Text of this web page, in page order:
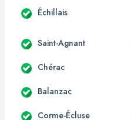
Échillais
Saint-Agnant
Chérac
Balanzac
Corme-Écluse